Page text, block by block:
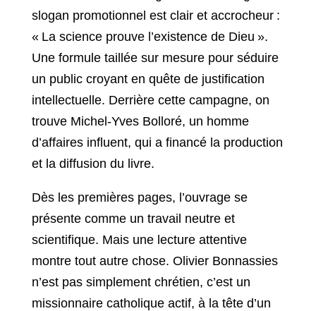
slogan promotionnel est clair et accrocheur :
« La science prouve l’existence de Dieu ».
Une formule taillée sur mesure pour séduire
un public croyant en quête de justification
intellectuelle. Derrière cette campagne, on
trouve Michel-Yves Bolloré, un homme
d’affaires influent, qui a financé la production
et la diffusion du livre.
Dès les premières pages, l’ouvrage se
présente comme un travail neutre et
scientifique. Mais une lecture attentive
montre tout autre chose. Olivier Bonnassies
n’est pas simplement chrétien, c’est un
missionnaire catholique actif, à la tête d’un